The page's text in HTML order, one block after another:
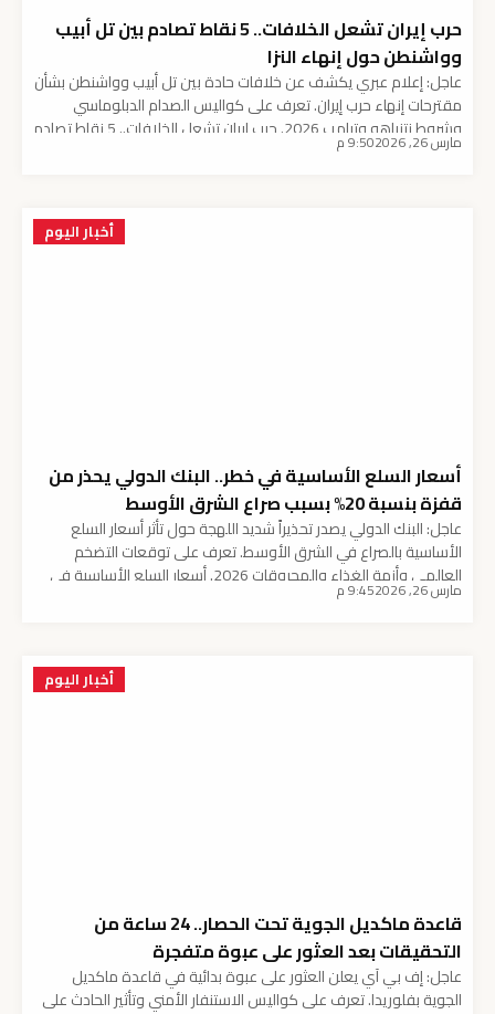
حرب إيران تشعل الخلافات.. 5 نقاط تصادم بين تل أبيب
وواشنطن حول إنهاء النزا
عاجل: إعلام عبري يكشف عن خلافات حادة بين تل أبيب وواشنطن بشأن
مقترحات إنهاء حرب إيران. تعرف على كواليس الصدام الدبلوماسي
وشروط نتنياهو وترامب 2026. حرب إيران تشعل الخلافات.. 5 نقاط تصادم
بين تل أبيب وواشنطن حول إنهاء النزاع كشفت تقارير إعلامية عبرية عن
مارس 26, 2026 9:50 م
أخبار اليوم
أسعار السلع الأساسية في خطر.. البنك الدولي يحذر من
قفزة بنسبة 20% بسبب صراع الشرق الأوسط
عاجل: البنك الدولي يصدر تحذيراً شديد اللهجة حول تأثر أسعار السلع
الأساسية بالصراع في الشرق الأوسط. تعرف على توقعات التضخم
العالمي وأزمة الغذاء والمحروقات 2026. أسعار السلع الأساسية في
مارس 26, 2026 9:45 م
أخبار اليوم
قاعدة ماكديل الجوية تحت الحصار.. 24 ساعة من
التحقيقات بعد العثور على عبوة متفجرة
عاجل: إف بي آي يعلن العثور على عبوة بدائية في قاعدة ماكديل
الجوية بفلوريدا. تعرف على كواليس الاستنفار الأمني وتأثير الحادث على